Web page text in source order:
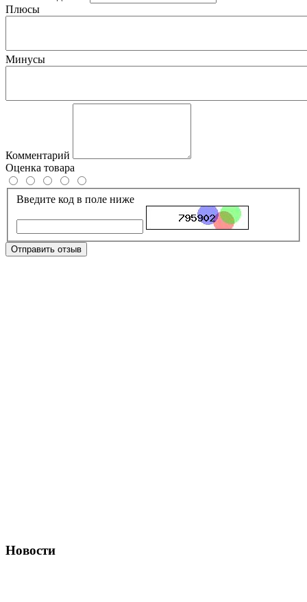
Плюсы
Минусы
Комментарий
Оценка товара
Введите код в поле ниже
Отправить отзыв
Новости